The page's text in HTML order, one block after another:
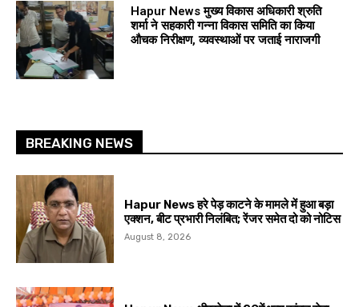
Hapur News मुख्य विकास अधिकारी श्रुति
शर्मा ने सहकारी गन्ना विकास समिति का किया
औचक निरीक्षण, व्यवस्थाओं पर जताई नाराजगी
BREAKING NEWS
Hapur News हरे पेड़ काटने के मामले में हुआ बड़ा
एक्शन, बीट प्रभारी निलंबित; रेंजर समेत दो को नोटिस
August 8, 2026